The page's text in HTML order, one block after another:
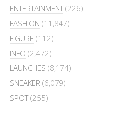
ENTERTAINMENT(226)
FASHION (11,847)
FIGURE (112)
INFO (2,472)
LAUNCHES (8,174)
SNEAKER (6,079)
SPOT(255)